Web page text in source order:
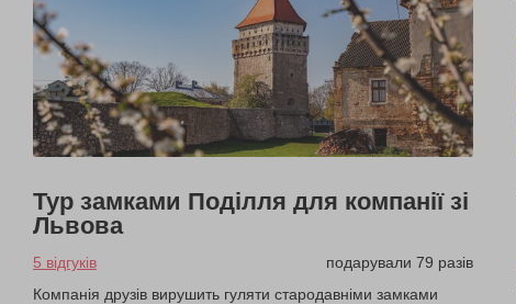
Тур замками Поділля для компанії зі
Львова
5 відгуків
подарували 79 разів
Компанія друзів вирушить гуляти стародавніми замками